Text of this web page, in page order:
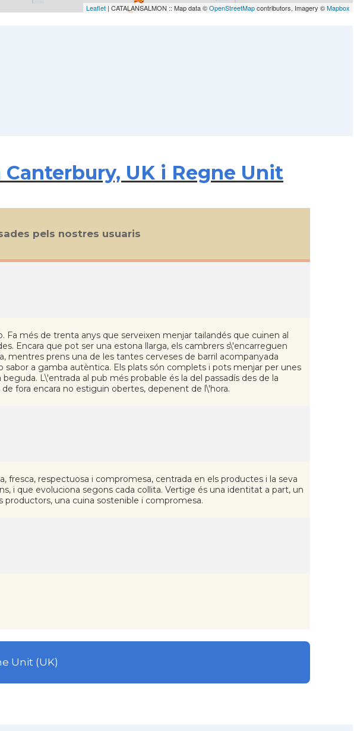
Leaflet | CATALANSALMON :: Map data ©OpenStreetMapcontributors, Imagery ©Mapbox
UK i Regne Unit
pels nostres usuaris
Fa més de trenta anys que serveixen menjar tailandés que cuinen al
Encara que pot ser una estona llarga, els cambrers s\'encarreguen
mentres prens una de les tantes cerveses de barril acompanyada
a gamba autèntica. Els plats són complets i pots menjar per unes
beguda. L\'entrada al pub més probable és la del passadís des de la
fora encara no estiguin obertes, depenent de l\'hora.
fresca, respectuosa i compromesa, centrada en els productes i la seva
i que evoluciona segons cada collita. Vertige és una identitat a part, un
productors, una cuina sostenible i compromesa.
Unit (UK)